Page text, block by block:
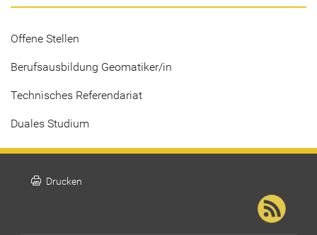
Offene Stellen
Berufsausbildung Geomatiker/in
Technisches Referendariat
Duales Studium
print Drucken